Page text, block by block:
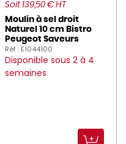
Soit 139,50 € HT
Moulin à sel droit
Naturel 10 cm Bistro
Peugeot Saveurs
Réf : E1044100
Disponible sous 2 à 4
semaines